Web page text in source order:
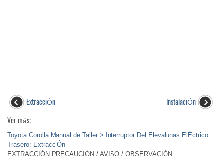
ExtracciÓn
InstalaciÓn
Ver más:
Toyota Corolla Manual de Taller > Interruptor Del Elevalunas ElÉctrico
Trasero: ExtracciÓn
EXTRACCIÓN PRECAUCIÓN / AVISO / OBSERVACIÓN